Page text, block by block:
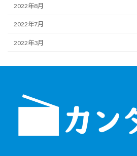
2022年8月
2022年7月
2022年3月